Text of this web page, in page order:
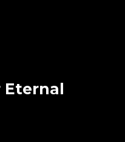
Eternal